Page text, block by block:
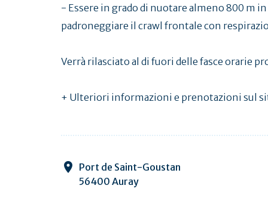
- Essere in grado di nuotare almeno 800 m
padroneggiare il crawl frontale con
Verrà rilasciato al di fuori delle fasce orarie
+ Ulteriori informazioni e prenotazioni sul
Port de Saint-Goustan
56400 Auray